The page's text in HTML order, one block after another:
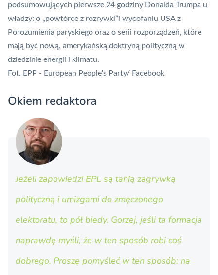
podsumowujących pierwsze 24 godziny Donalda Trumpa u
władzy: o „powtórce z rozrywki”i wycofaniu USA z
Porozumienia paryskiego oraz o serii rozporządzeń, które
mają być nową, amerykańską doktryną polityczną w
dziedzinie energii i klimatu.
Fot. EPP - European People's Party/ Facebook
Okiem redaktora
Jeżeli zapowiedzi EPL są tanią zagrywką
polityczną i umizgami do zmęczonego
elektoratu, to pół biedy. Gorzej, jeśli ta formacja
naprawdę myśli, że w ten sposób robi coś
dobrego. Proszę pomyśleć w ten sposób: na